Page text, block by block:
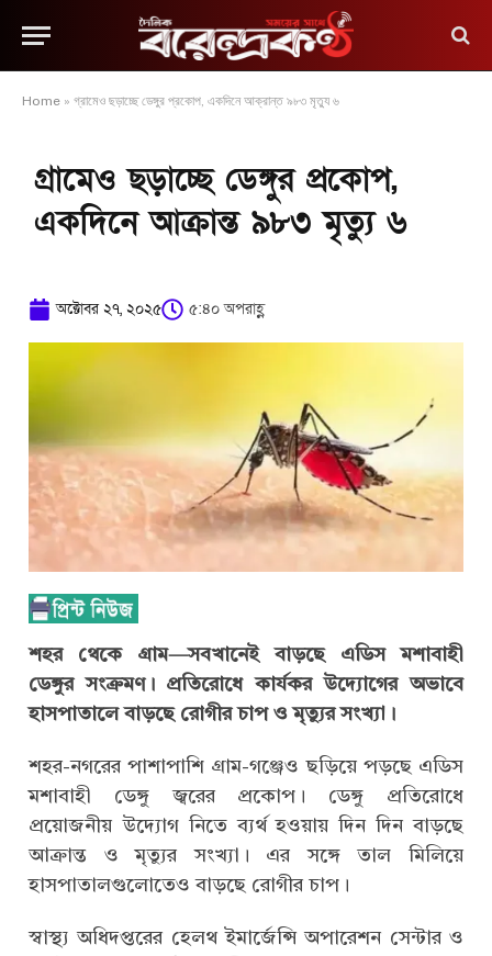
Home » গ্রামেও ছড়াচ্ছে ডেঙ্গুর প্রকোপ, একদিনে আক্রান্ত ৯৮৩ মৃত্যু ৬
গ্রামেও ছড়াচ্ছে ডেঙ্গুর প্রকোপ,
একদিনে আক্রান্ত ৯৮৩ মৃত্যু ৬
অক্টোবর ২৭, ২০২৫ ৫:৪০ অপরাহ্ণ
শহর থেকে গ্রাম—সবখানেই বাড়ছে এডিস মশাবাহী
ডেঙ্গুর সংক্রমণ। প্রতিরোধে কার্যকর উদ্যোগের অভাবে
হাসপাতালে বাড়ছে রোগীর চাপ ও মৃত্যুর সংখ্যা।
শহর-নগরের পাশাপাশি গ্রাম-গঞ্জেও ছড়িয়ে পড়ছে এডিস
মশাবাহী ডেঙ্গু জ্বরের প্রকোপ। ডেঙ্গু প্রতিরোধে
প্রয়োজনীয় উদ্যোগ নিতে ব্যর্থ হওয়ায় দিন দিন বাড়ছে
আক্রান্ত ও মৃত্যুর সংখ্যা। এর সঙ্গে তাল মিলিয়ে
হাসপাতালগুলোতেও বাড়ছে রোগীর চাপ।
স্বাস্থ্য অধিদপ্তরের হেলথ ইমার্জেন্সি অপারেশন সেন্টার ও